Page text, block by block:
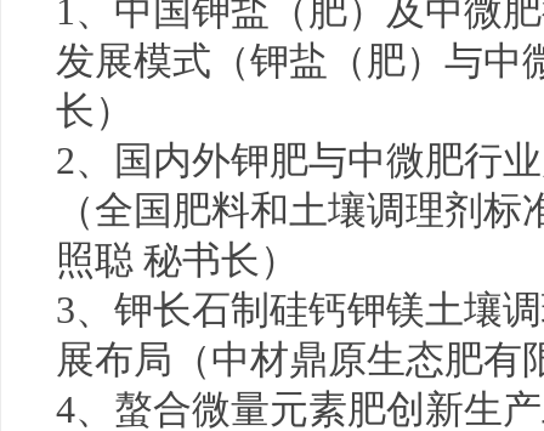
1、中国钾盐（肥）及中微
发展模式（钾盐（肥）与
长）
2、国内外钾肥与中微肥行
（全国肥料和土壤调理剂
照聪 秘书长）
3、钾长石制硅钙钾镁土壤
展布局（中材鼎原生态肥
4、螯合微量元素肥创新生